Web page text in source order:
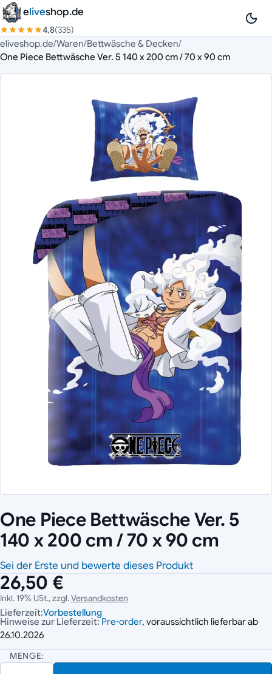
Zum Inhalt springen
eliveshop.de
4,8(335)
eliveshop.de/Waren/Bettwäsche & Decken/
One Piece Bettwäsche Ver. 5 140 x 200 cm / 70 x 90 cm
One Piece Bettwäsche Ver. 5
140 x 200 cm / 70 x 90 cm
Sei der Erste und bewerte dieses Produkt
26,50 €
Inkl. 19% USt., zzgl.Versandkosten
Lieferzeit:Vorbestellung
Hinweise zur Lieferzeit: Pre-order, voraussichtlich lieferbar ab
26.10.2026
MENGE: